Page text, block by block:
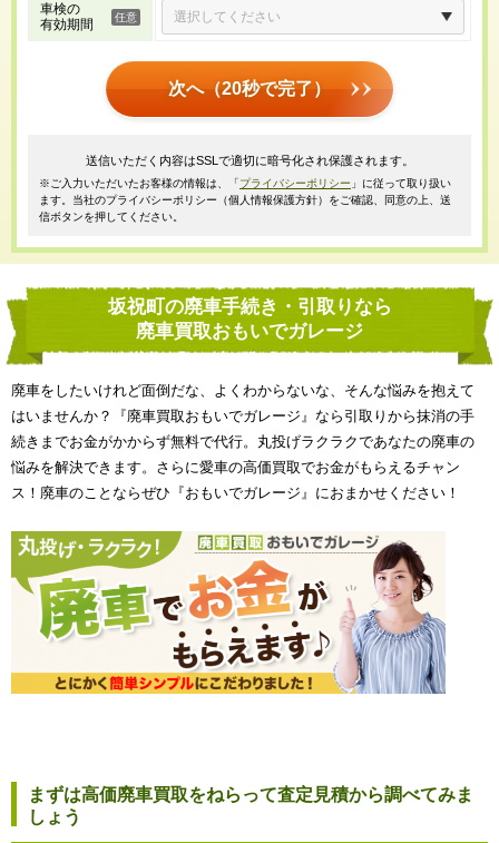
車検の
有効期間
次へ（20秒で完了）
送信いただく内容はSSLで適切に暗号化され保護されます。
※ご入力いただいたお客様の情報は、「プライバシーポリシー 」に従って取り扱い
ます。当社のプライバシーポリシー（個人情報保護方針）をご確認、同意の上、送
信ボタンを押してください。
坂祝町の廃車手続き・引取りなら
廃車買取おもいでガレージ
廃車をしたいけれど面倒だな、よくわからないな、そんな悩みを抱えて
はいませんか？『廃車買取おもいでガレージ』なら引取りから抹消の手
続きまでお金がかからず無料で代行。丸投げラクラクであなたの廃車の
悩みを解決できます。さらに愛車の高価買取でお金がもらえるチャン
ス！廃車のことならぜひ『おもいでガレージ』におまかせください！
まずは高価廃車買取をねらって査定見積から調べてみま
しょう